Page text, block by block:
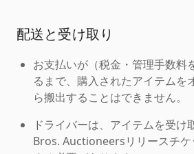
配送と受け取り
お支払いが（税金・管理手数料
るまで、購入されたアイテムを
ら搬出することはできません。
ドライバーは、アイテムを受け
Bros. Auctioneersリリースチ